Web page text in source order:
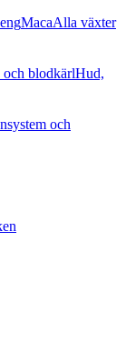
MacaAlla växter
och blodkärlHud,
och